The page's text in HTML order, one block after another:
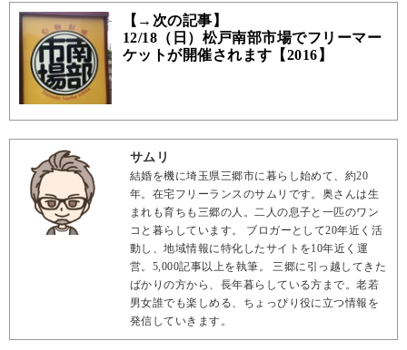
【→次の記事】
12/18（日）松戸南部市場でフリーマー
ケットが開催されます【2016】
サムリ
結婚を機に埼玉県三郷市に暮らし始めて、約20
年。在宅フリーランスのサムリです。奥さんは生
まれも育ちも三郷の人。二人の息子と一匹のワン
コと暮らしています。 ブロガーとして20年近く活
動し、地域情報に特化したサイトを10年近く運
営。5,000記事以上を執筆。 三郷に引っ越してきた
ばかりの方から、長年暮らしている方まで。老若
男女誰でも楽しめる、ちょっぴり役に立つ情報を
発信していきます。